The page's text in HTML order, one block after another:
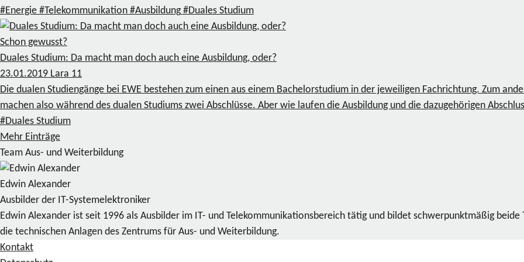
#Energie #Telekommunikation #Ausbildung #Duales Studium
Schon gewusst?
Duales Studium: Da macht man doch auch eine Ausbildung, oder?
23.01.2019 Lara 11
Die dualen Studiengänge bei EWE bestehen zum einen aus einem Bachelorstudium in der jeweiligen Fachrichtung. Zum
machen also während des dualen Studiums zwei Abschlüsse. Aber wie laufen die Ausbildung und die dazugehörigen
#Duales Studium
Mehr Einträge
Team Aus- und Weiterbildung
Edwin Alexander
Ausbilder der IT-Systemelektroniker
Edwin Alexander ist seit 1996 als Ausbilder im IT- und Telekommunikationsbereich tätig und bildet schwerpunktmäßig
die technischen Anlagen des Zentrums für Aus- und Weiterbildung.
Kontakt